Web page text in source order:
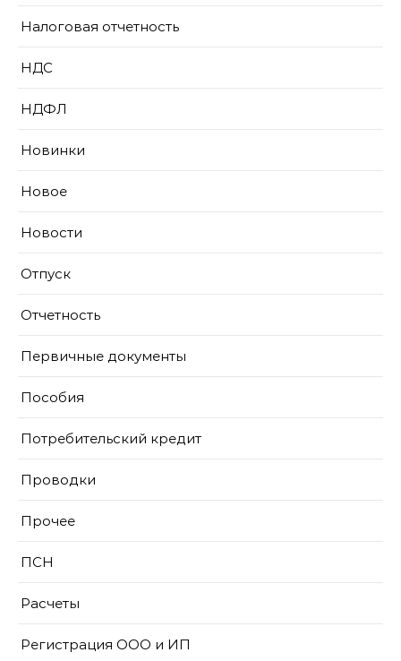
Налоговая отчетность
НДС
НДФЛ
Новинки
Новое
Новости
Отпуск
Отчетность
Первичные документы
Пособия
Потребительский кредит
Проводки
Прочее
ПСН
Расчеты
Регистрация ООО и ИП